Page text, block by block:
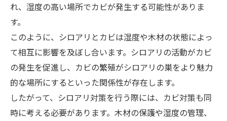
れ、湿度の高い場所でカビが発生する可能性がありま
す。
このように、シロアリとカビは湿度や木材の状態によっ
て相互に影響を及ぼし合います。シロアリの活動がカビ
の発生を促進し、カビの繁殖がシロアリの巣をより魅力
的な場所にするといった関係性が存在します。
したがって、シロアリ対策を行う際には、カビ対策も同
時に考える必要があります。木材の保護や湿度の管理、